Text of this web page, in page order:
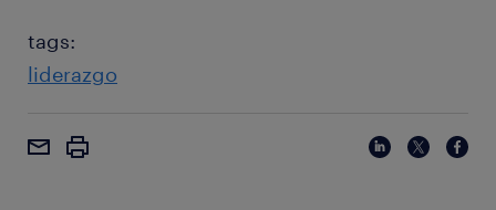
tags:
liderazgo